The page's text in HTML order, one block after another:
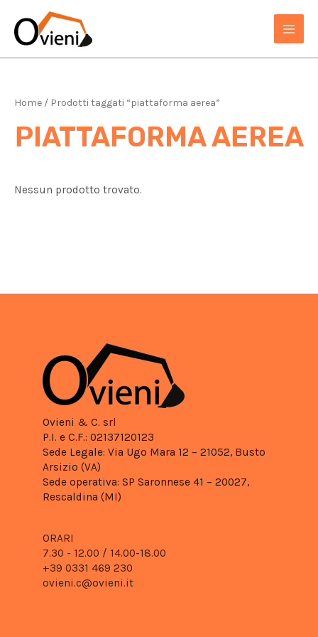
contenuto
MAIN
Home / Prodotti taggati “piattaforma aerea”
PIATTAFORMA AEREA
Nessun prodotto trovato.
Ovieni & C. srl
P.I. e C.F.: 02137120123
Sede Legale: Via Ugo Mara 12 – 21052, Busto
Arsizio (VA)
Sede operativa: SP Saronnese 41 – 20027,
Rescaldina (MI)
ORARI
7.30 - 12.00 / 14.00-18.00
+39 0331 469 230
ovieni.c@ovieni.it